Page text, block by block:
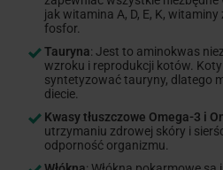
jak witamina A, D, E, K,
fosfor.
Tauryna: Jest to aminokwas
wzroku i reprodukcji kotów.
syntetyzować tauryny, dlatego
diecie.
Kwasy tłuszczowe Omega-3 i
utrzymaniu zdrowej skóry i
odporność organizmu.